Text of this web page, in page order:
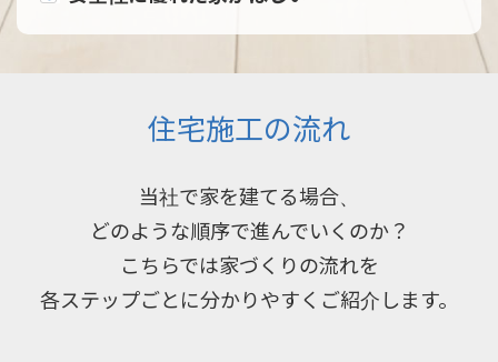
住宅施工の流れ
当社で家を建てる場合、
どのような順序で進んでいくのか？
こちらでは家づくりの流れを
各ステップごとに分かりやすくご紹介します。